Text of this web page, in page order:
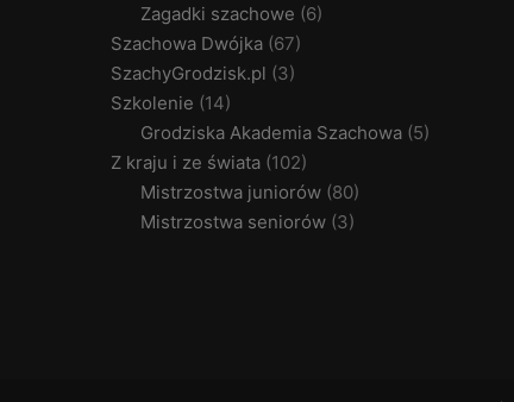
Zagadki szachowe (6)
Szachowa Dwójka (67)
SzachyGrodzisk.pl (3)
Szkolenie (14)
Grodziska Akademia Szachowa (5)
Z kraju i ze świata (102)
Mistrzostwa juniorów (80)
Mistrzostwa seniorów (3)